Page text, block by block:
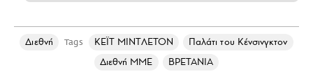
Διεθνή Tags ΚΕΪΤ ΜΙΝΤΛΕΤΟΝ
Παλάτι του Κένσινγκτον
Διεθνή ΜΜΕ
ΒΡΕΤΑΝΙΑ